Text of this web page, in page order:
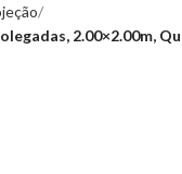
2.00×2.00m,